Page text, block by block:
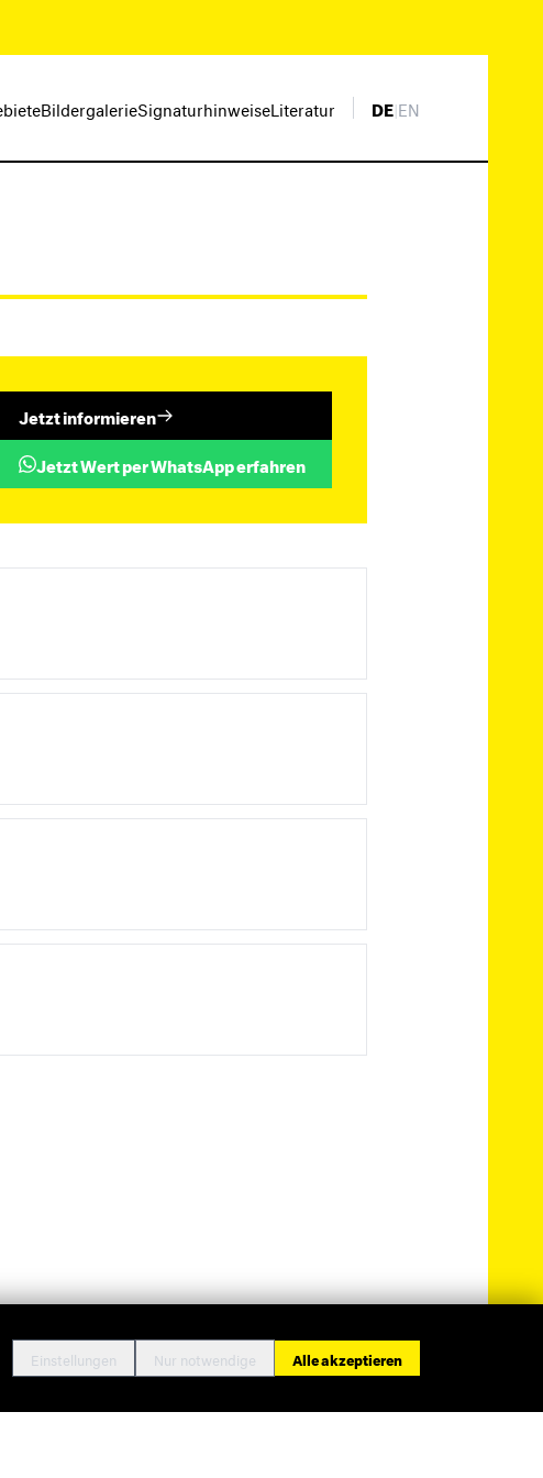
BildergalerieSignaturhinweiseLiteratur DE|EN
Jetzt informieren
Jetzt Wert per WhatsApp erfahren
ImpressumDatenschutzCookie-EinstellungenKontakt
Einstellungen Nur notwendige Alle akzeptieren